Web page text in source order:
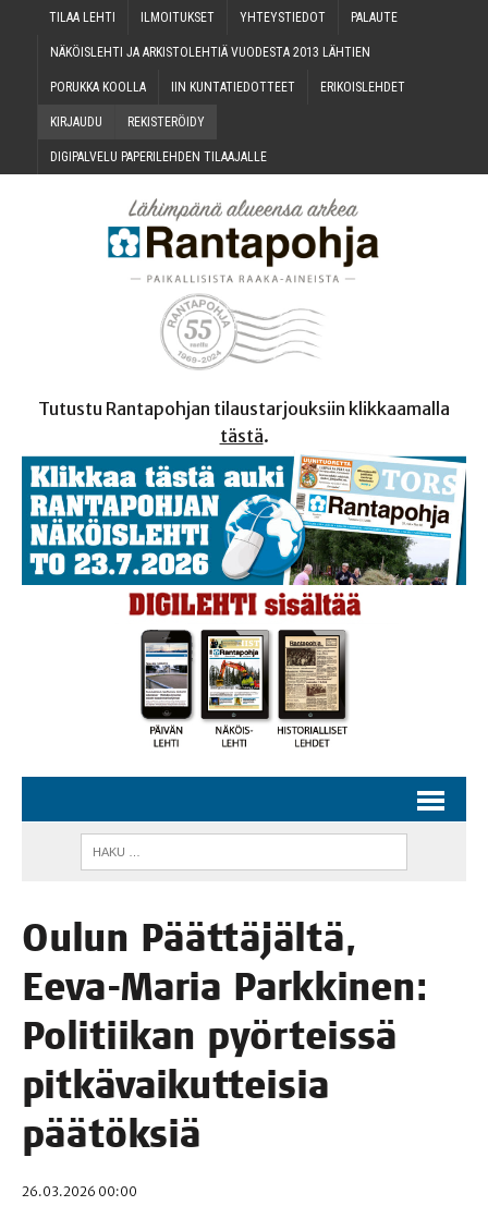
TILAA LEH­TI ILMOI­TUK­SET YHTEYS­TIE­DOT PALAU­TE
NÄKÖIS­LEH­TI JA ARKIS­TO­LEH­TIÄ VUO­DES­TA 2013 LÄHTIEN
PORUK­KA KOOLLA IIN KUN­TA­TIE­DOT­TEET ERI­KOIS­LEH­DET
KIR­JAU­DU REKIS­TE­RÖI­DY
DIGI­PAL­VE­LU PAPE­RI­LEH­DEN TILAAJALLE
Tutustu Rantapohjan tilaustarjouksiin klikkaamalla
tästä.
Oulun Päät­tä­jäl­tä,
Eeva-Maria Park­ki­nen:
Poli­tii­kan pyör­teis­sä
pit­kä­vai­kut­tei­sia
päätöksiä
26.03.2026 00:00